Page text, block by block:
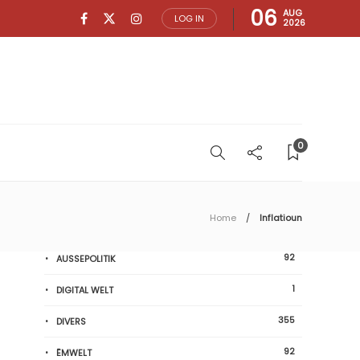
LOG IN 06 AUG
2026
0
Home Inflatioun
AUSSEPOLITIK 92
DIGITAL WELT 1
DIVERS 355
ËMWELT 92